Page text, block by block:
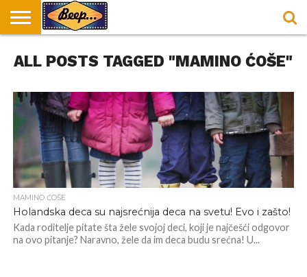
DORUČAK
U
SVAKODNEVICA
ENTERTAINMENT
LOKACIJE
ZA
HRANA I
RECEPTI
NEPUSACKI
LOKALI
ALL POSTS TAGGED "MAMINO ĆOŠE"
MAMINO ĆOŠE
Holandska deca su najsrećnija deca na svetu! Evo i zašto!
Kada roditelje pitate šta žele svojoj deci, koji je najčešći odgovor
na ovo pitanje? Naravno, žele da im deca budu srećna! U...